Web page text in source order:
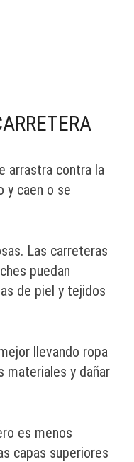
arrastra contra la
y caen o se
Las carreteras
puedan
de piel y tejidos
llevando ropa
materiales y dañar
es menos
capas superiores